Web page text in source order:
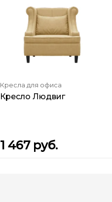
Кресла для офиса
Кресло Людвиг
1 467 руб.